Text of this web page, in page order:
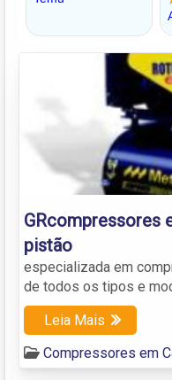
GRcompressores
pistão
especializada em
de todos os tipos e
Leia Mais
Compressores em